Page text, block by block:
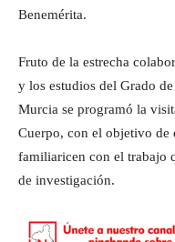
Benemérita.
Fruto de la estrecha
y los estudios del Grado
Murcia se programó la
Cuerpo, con el objetivo de
familiaricen con el trabajo
de investigación.